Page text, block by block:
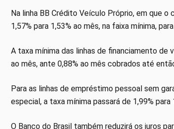
Na linha BB Crédito Veículo Próprio, em que
1,57% para 1,53% ao mês, na faixa mínima,
A taxa mínima das linhas de financiamento de
ao mês, ante 0,88% ao mês cobrados até
Para as linhas de empréstimo pessoal sem
especial, a taxa mínima passará de 1,99% para
O Banco do Brasil também reduzirá os juros